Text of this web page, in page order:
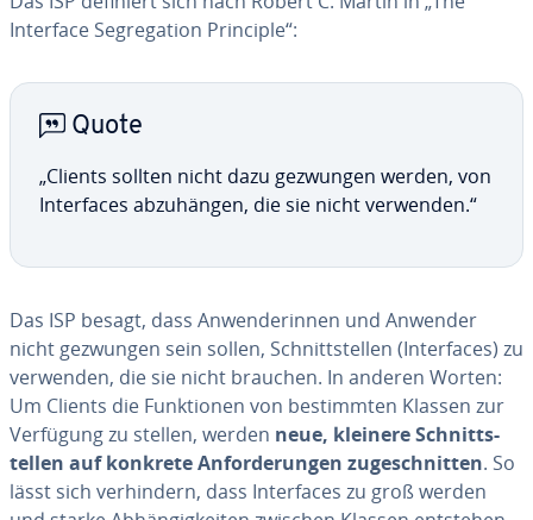
Interface Seg­re­ga­tion Principle“:
Quote
„Clients sollten nicht dazu gezwungen werden, von
In­ter­faces abzu­hän­gen, die sie nicht verwenden.“
Das ISP besagt, dass Anwen­de­rin­nen und Anwender
nicht gezwungen sein sollen, Sch­nitts­tel­len (In­ter­faces) zu
verwenden, die sie nicht brauchen. In anderen Worten:
Um Clients die Funk­tio­nen von bes­timm­ten Klassen zur
Verfügung zu stellen, werden neue, kleinere Sch­nitts­
tel­len auf konkrete An­f­or­de­run­gen zu­gesch­nit­ten. So
lässt sich ver­hin­dern, dass In­ter­faces zu groß werden